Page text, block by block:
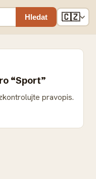
Hledat 🇨🇿
“Sport”
pravopis.